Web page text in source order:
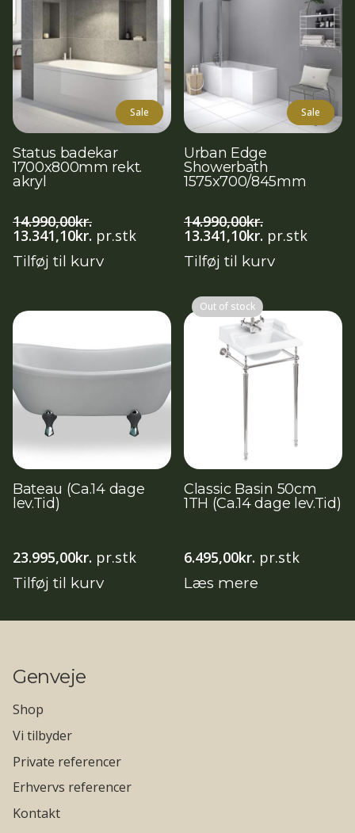
Sale
Status badekar
1700x800mm rekt.
akryl
14.990,00kr.
Den
oprindelige
pris
13.341,10kr. Den
aktuelle
pris
pr.stk
Tilføj til kurv
Sale
Urban Edge
Showerbath
1575x700/845mm
14.990,00kr.
Den
oprindelige
pris
13.341,10kr. Den
aktuelle
pris
pr.stk
Tilføj til kurv
Bateau (Ca.14 dage
lev.Tid)
23.995,00kr. pr.stk
Tilføj til kurv
Out of stock
Classic Basin 50cm
1TH (Ca.14 dage lev.Tid)
6.495,00kr. pr.stk
Læs mere
Genveje
Shop
Vi tilbyder
Private referencer
Erhvervs referencer
Kontakt